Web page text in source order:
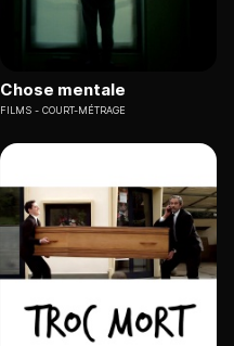
Chose mentale
FILMS COURT-MÉTRAGE